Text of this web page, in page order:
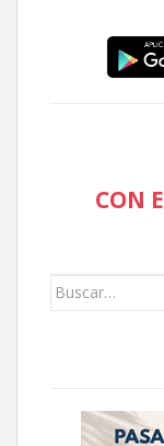
CON
Buscar: